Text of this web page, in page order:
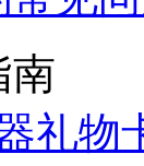
南
礼物